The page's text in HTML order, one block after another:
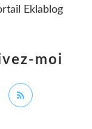
moi
Eklablog